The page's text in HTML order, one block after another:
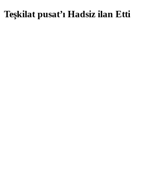
Teşkilat pusat’ı Hadsiz ilan Etti